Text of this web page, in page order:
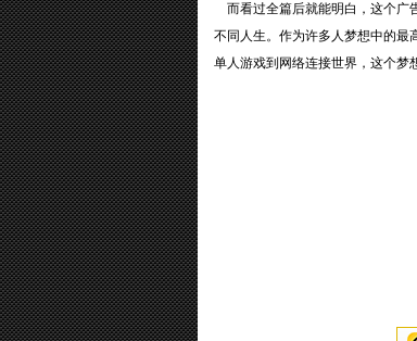
而看过全篇后就能明白，这个广
不同人生。作为许多人梦想中的最
单人游戏到网络连接世界，这个梦